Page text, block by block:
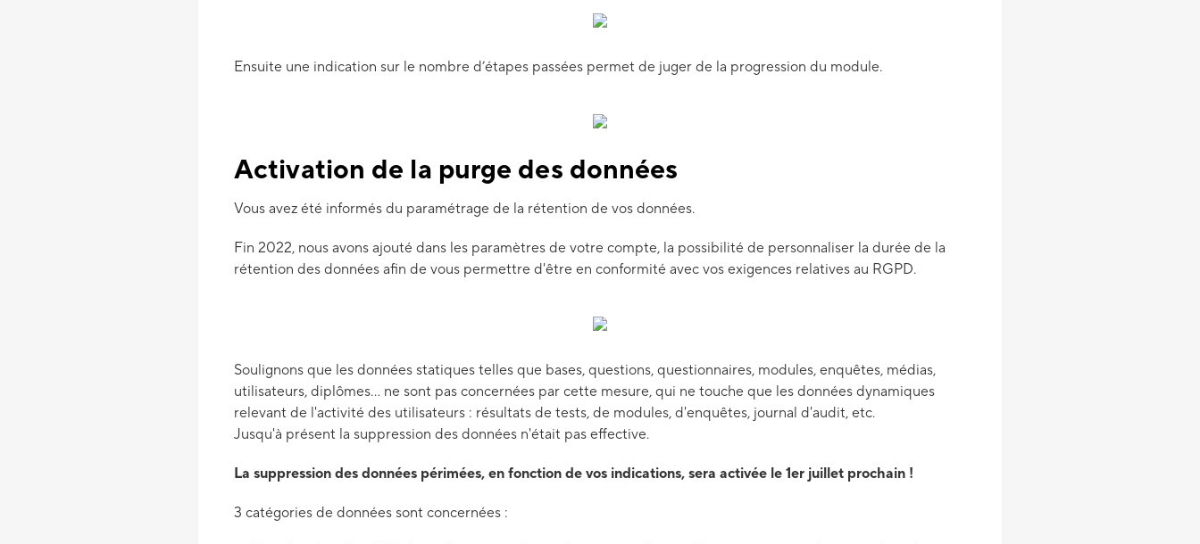
Ensuite une indication sur le nombre d’étapes passées permet de juger de la progression du module.
Activation de la purge des données
Vous avez été informés du paramétrage de la rétention de vos données.
Fin 2022, nous avons ajouté dans les paramètres de votre compte, la possibilité de personnaliser la durée de la
rétention des données afin de vous permettre d'être en conformité avec vos exigences relatives au RGPD.
Soulignons que les données statiques telles que bases, questions, questionnaires, modules, enquêtes, médias,
utilisateurs, diplômes... ne sont pas concernées par cette mesure, qui ne touche que les données dynamiques
relevant de l'activité des utilisateurs : résultats de tests, de modules, d'enquêtes, journal d'audit, etc.
Jusqu'à présent la suppression des données n'était pas effective.
La suppression des données périmées, en fonction de vos indications, sera activée le 1er juillet prochain !
3 catégories de données sont concernées :